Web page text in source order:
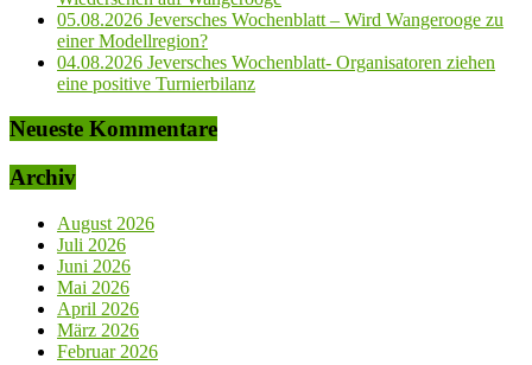
05.08.2026 Jeversches Wochenblatt – Wird Wangerooge zu
einer Modellregion?
04.08.2026 Jeversches Wochenblatt- Organisatoren ziehen
eine positive Turnierbilanz
Neueste Kommentare
Archiv
August 2026
Juli 2026
Juni 2026
Mai 2026
April 2026
März 2026
Februar 2026